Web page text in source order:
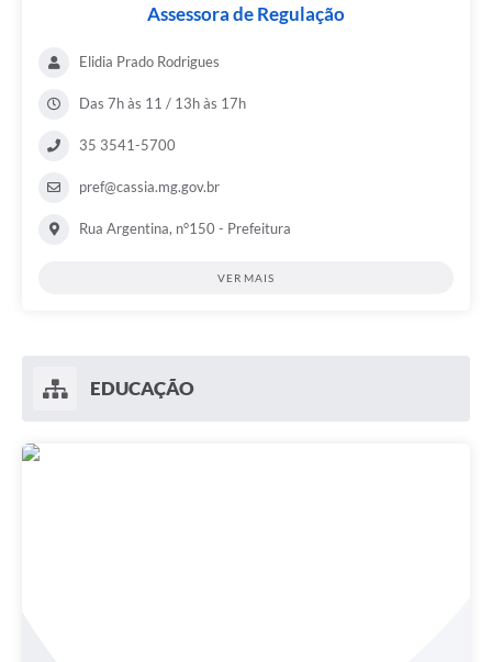
Assessora de Regulação
Elidia Prado Rodrigues
Das 7h às 11 / 13h às 17h
35 3541-5700
pref@cassia.mg.gov.br
Rua Argentina, n°150 - Prefeitura
VER MAIS
EDUCAÇÃO